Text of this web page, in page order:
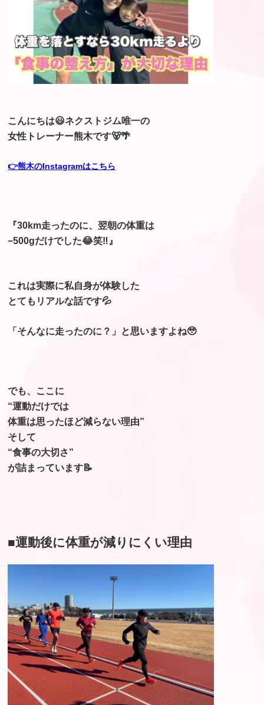
こんにちは😃ネクストジム唯一の
女性トレーナー熊木です🐻🌴
👉熊木のInstagramはこちら
『30km走ったのに、翌朝の体重は
−500gだけでした😂笑‼️』
これは実際に私自身が体験した
とてもリアルな話です💦
「そんなに走ったのに？」と思いますよね🥹
でも、ここに
“運動だけでは
体重は思ったほど減らない理由”
そして
“食事の大切さ”
が詰まっています📝
■運動後に体重が減りにくい理由